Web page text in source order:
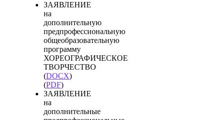
ЗАЯВЛЕНИЕ
на
дополнительную
предпрофессиональную
общеобразовательную
программу
ХОРЕОГРАФИЧЕСКОЕ
ТВОРЧЕСТВО
(DOCX)
(PDF)
ЗАЯВЛЕНИЕ
на
дополнительные